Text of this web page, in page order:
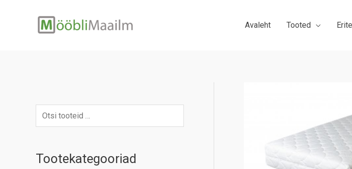
Avaleht Tooted
Tootekategooriad